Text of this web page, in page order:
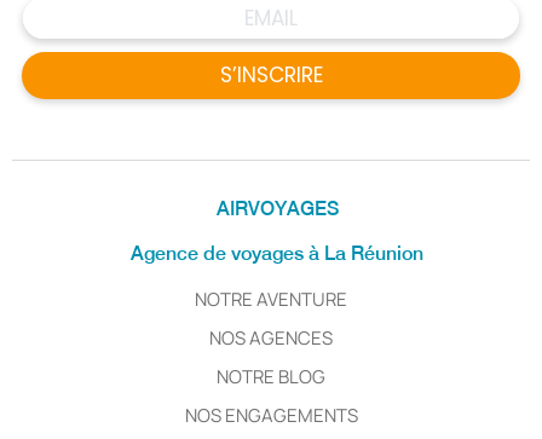
AIRVOYAGES
Agence de voyages à La Réunion
NOTRE AVENTURE
NOS AGENCES
NOTRE BLOG
NOS ENGAGEMENTS
S’INSCRIRE